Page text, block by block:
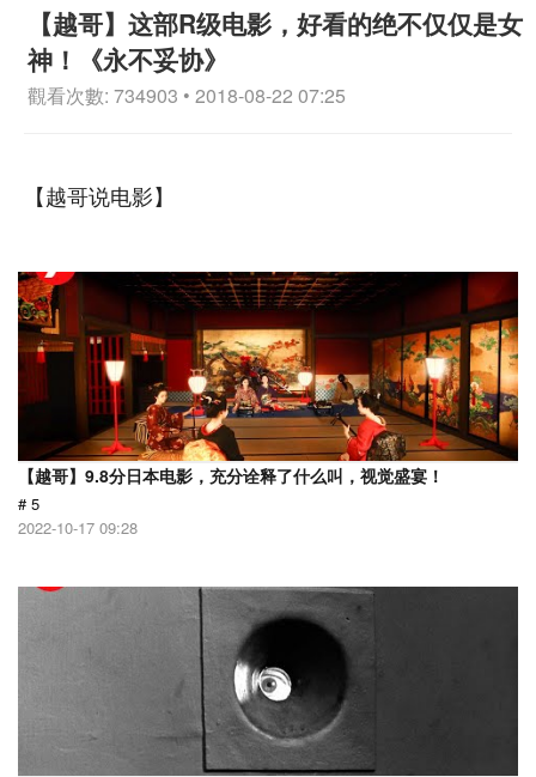
【越哥】这部R级电影，好看的绝不仅仅是女
神！《永不妥协》
觀看次數: 734903 • 2018-08-22 07:25
【越哥说电影】
【越哥】9.8分日本电影，充分诠释了什么叫，视觉盛宴！
# 5
2022-10-17 09:28